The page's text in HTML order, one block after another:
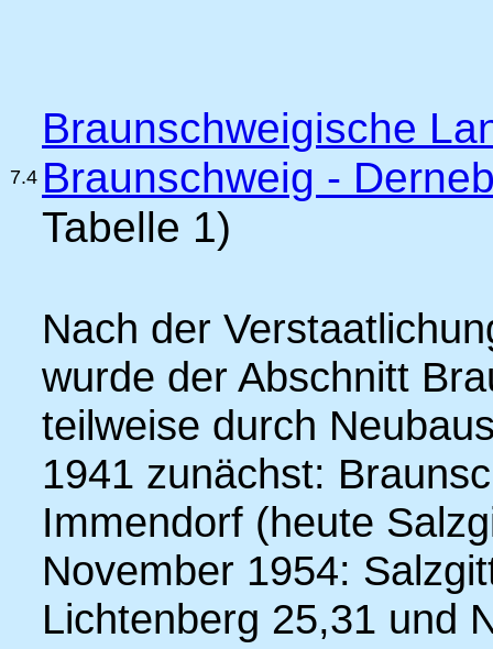
7.4
Braunschweigische
Braunschweig -
Tabelle 1)
Nach der
wurde der Abschnitt
teilweise durch
1941 zunächst:
Immendorf (heute
November 1954:
Lichtenberg 25,31 und